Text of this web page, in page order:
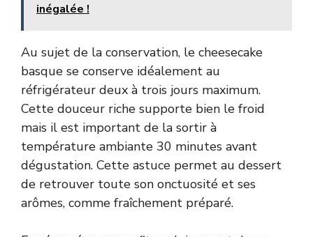
inégalée !
Au sujet de la conservation, le cheesecake
basque se conserve idéalement au
réfrigérateur deux à trois jours maximum.
Cette douceur riche supporte bien le froid
mais il est important de la sortir à
température ambiante 30 minutes avant
dégustation. Cette astuce permet au dessert
de retrouver toute son onctuosité et ses
arômes, comme fraîchement préparé.